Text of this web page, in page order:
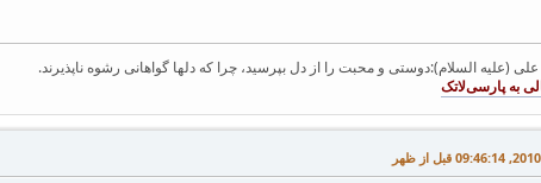
(علیه السلام):دوستی و محبت را از دل بپرسید، چرا که دلها گواهانی رشوه ناپذیرند.